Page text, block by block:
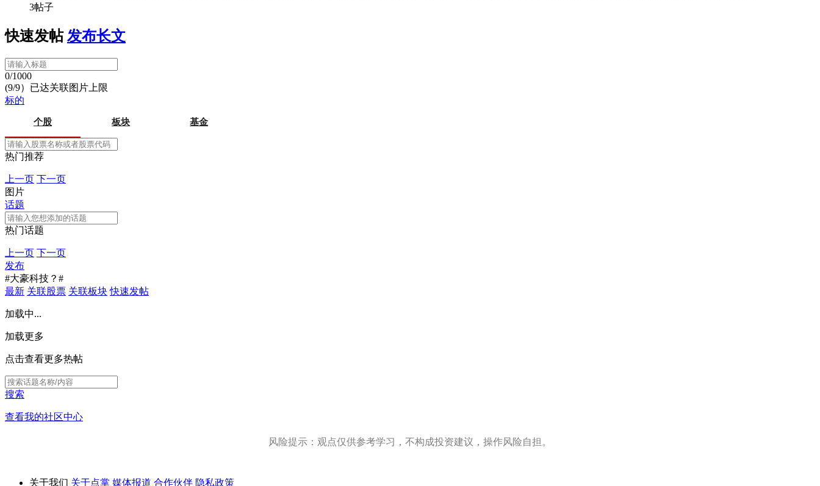
3帖子
快速发帖 发布长文
0/1000
(9/9）已达关联图片上限
标的
个股 板块 基金
热门推荐
上一页 下一页
图片
话题
热门话题
上一页 下一页
发布
#大豪科技？#
最新 关联股票 关联板块 快速发帖
加载中...
加载更多
点击查看更多热帖
搜索
查看我的社区中心
风险提示：观点仅供参考学习，不构成投资建议，操作风险自担。
关于我们 关于点掌 媒体报道 合作伙伴 隐私政策